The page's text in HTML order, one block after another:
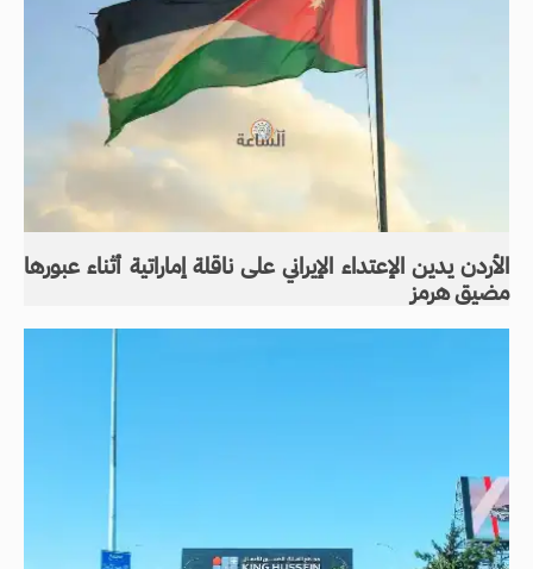
الأردن يدين الإعتداء الإيراني على ناقلة إماراتية أثناء عبورها
مضيق هرمز